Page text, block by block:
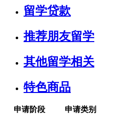
留学贷款
推荐朋友留学
其他留学相关
特色商品
申请阶段
申请类别